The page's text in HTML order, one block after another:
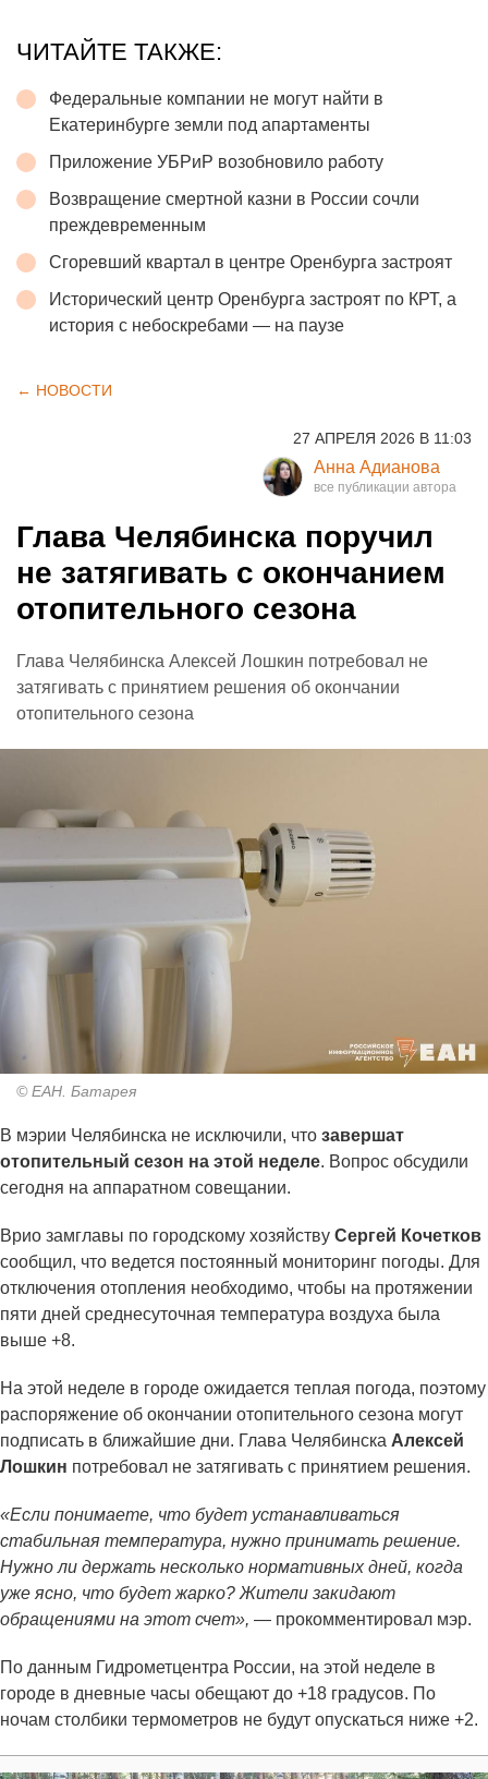
ЧИТАЙТЕ ТАКЖЕ:
Федеральные компании не могут найти в
Екатеринбурге земли под апартаменты
Приложение УБРиР возобновило работу
Возвращение смертной казни в России сочли
преждевременным
Сгоревший квартал в центре Оренбурга застроят
Исторический центр Оренбурга застроят по КРТ, а
история с небоскребами — на паузе
← НОВОСТИ
27 АПРЕЛЯ 2026 В 11:03
Анна Адианова
Глава Челябинска поручил
не затягивать с окончанием
отопительного сезона
Глава Челябинска Алексей Лошкин потребовал не
затягивать с принятием решения об окончании
отопительного сезона
© ЕАН. Батарея
В мэрии Челябинска не исключили, что завершат
отопительный сезон на этой неделе. Вопрос обсудили
сегодня на аппаратном совещании.
Врио замглавы по городскому хозяйству Сергей Кочетков
сообщил, что ведется постоянный мониторинг погоды. Для
отключения отопления необходимо, чтобы на протяжении
пяти дней среднесуточная температура воздуха была
выше +8.
На этой неделе в городе ожидается теплая погода, поэтому
распоряжение об окончании отопительного сезона могут
подписать в ближайшие дни. Глава Челябинска Алексей
Лошкин потребовал не затягивать с принятием решения.
«Если понимаете, что будет устанавливаться
стабильная температура, нужно принимать решение.
Нужно ли держать несколько нормативных дней, когда
уже ясно, что будет жарко? Жители закидают
обращениями на этот счет», — прокомментировал мэр.
По данным Гидрометцентра России, на этой неделе в
городе в дневные часы обещают до +18 градусов. По
ночам столбики термометров не будут опускаться ниже +2.